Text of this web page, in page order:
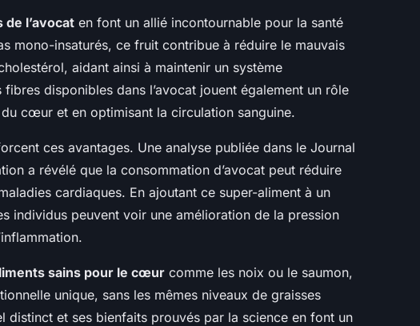
l’avocat en font un allié incontournable pour la santé
mono-insaturés, ce fruit contribue à réduire le mauvais
aidant ainsi à maintenir un système
disponibles dans l’avocat jouent également un rôle
cœur et en optimisant la circulation sanguine.
ces avantages. Une analyse publiée dans le Journal
a révélé que la consommation d’avocat peut réduire
cardiaques. En ajoutant ce super-aliment à un
individus peuvent voir une amélioration de la pression
sains pour le cœur comme les noix ou le saumon,
unique, sans les mêmes niveaux de graisses
distinct et ses bienfaits prouvés par la science en font un